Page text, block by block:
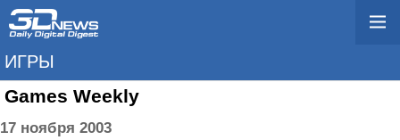
ИГРЫ
Games Weekly
17 ноября 2003